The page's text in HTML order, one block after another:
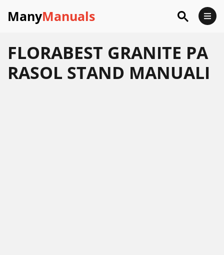
ManyManuals
FLORABEST GRANITE PA
RASOL STAND MANUALI